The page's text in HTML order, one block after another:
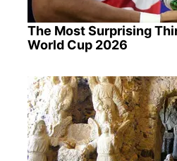
The Most Surprising
World Cup 2026